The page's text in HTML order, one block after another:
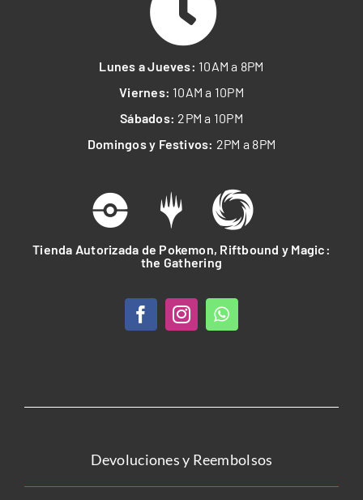
Lunes a Jueves: 10AM a 8PM
Viernes: 10AM a 10PM
Sábados: 2PM a 10PM
Domingos y Festivos: 2PM a 8PM
Tienda Autorizada de Pokemon, Riftbound y Magic:
the Gathering
Devoluciones y Reembolsos